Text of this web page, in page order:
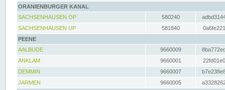
ORANIENBURGER KANAL
SACHSENHAUSEN OP
580240
SACHSENHAUSEN UP
581840
PEENE
AALBUDE
9660009
ANKLAM
9660001
DEMMIN
9660007
JARMEN
9660005